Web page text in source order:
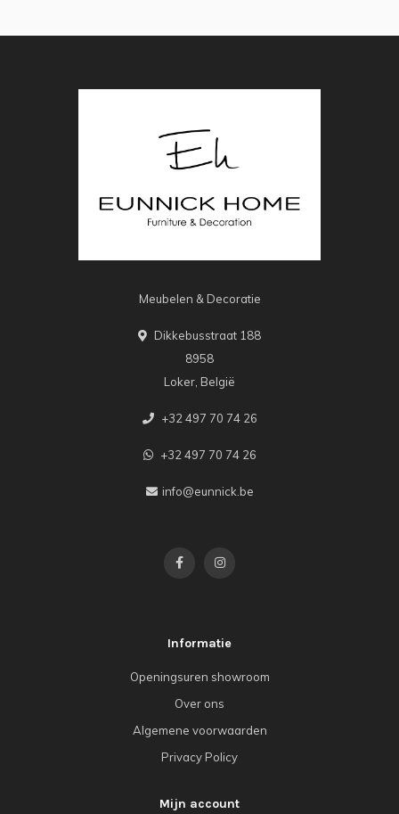
Meubelen & Decoratie
Dikkebusstraat 188
8958
Loker, België
+32 497 70 74 26
+32 497 70 74 26
info@eunnick.be
Informatie
Openingsuren showroom
Over ons
Algemene voorwaarden
Privacy Policy
Mijn account